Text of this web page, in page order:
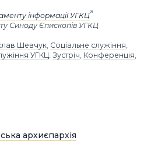
інформації УГКЦ
Синоду Єпископів УГКЦ
Шевчук, Соціальне служіння,
УГКЦ, Зустріч, Конференція,
архиєпархія